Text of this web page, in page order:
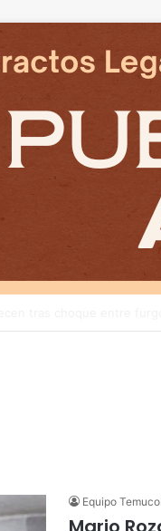
Equipo